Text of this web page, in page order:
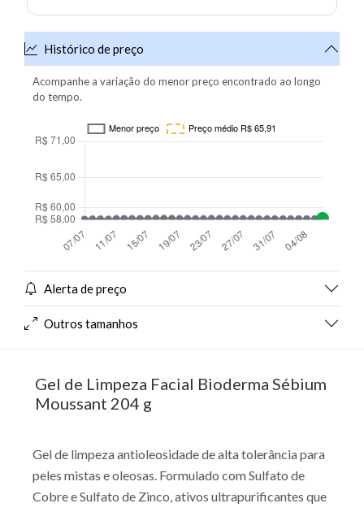
Histórico de preço
Acompanhe a variação do menor preço encontrado ao longo
do tempo.
Alerta de preço
Outros tamanhos
Gel de Limpeza Facial Bioderma Sébium
Moussant 204 g
Gel de limpeza antioleosidade de alta tolerância para
peles mistas e oleosas. Formulado com Sulfato de
Cobre e Sulfato de Zinco, ativos ultrapurificantes que